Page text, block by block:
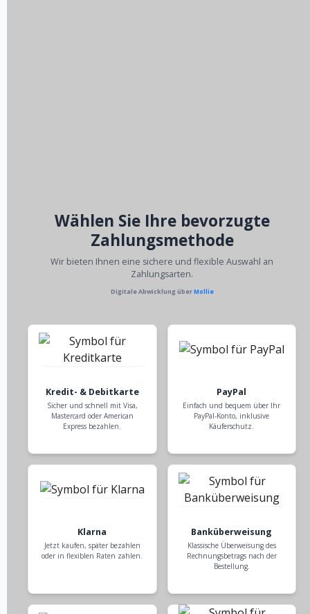
Wählen Sie Ihre bevorzugte
Zahlungsmethode
Wir bieten Ihnen eine sichere und flexible Auswahl an
Zahlungsarten.
Digitale Abwicklung überMollie
Kredit- & Debitkarte
Sicher und schnell mit Visa,
Mastercard oder American
Express bezahlen.
PayPal
Einfach und bequem über Ihr
PayPal-Konto, inklusive
Käuferschutz.
Klarna
Jetzt kaufen, später bezahlen
oder in flexiblen Raten zahlen.
Banküberweisung
Klassische Überweisung des
Rechnungsbetrags nach der
Bestellung.